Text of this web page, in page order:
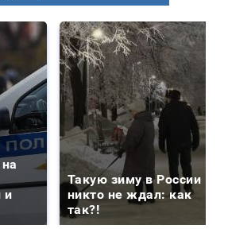
и
Такую зиму в России
никто не ждал: как
так?!